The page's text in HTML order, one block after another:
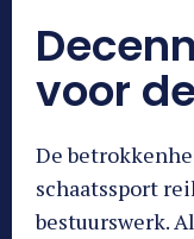
voor
De
schaatssport
bestuurswerk.